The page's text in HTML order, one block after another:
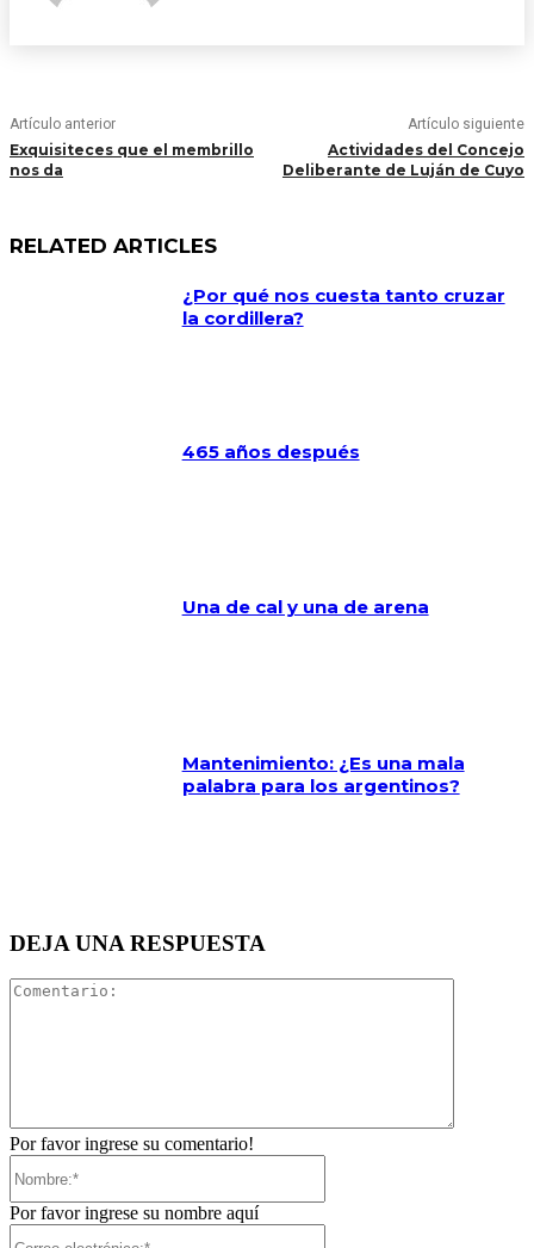
Artículo anterior
Exquisiteces que el membrillo
nos da
Artículo siguiente
Actividades del Concejo
Deliberante de Luján de Cuyo
RELATED ARTICLES
¿Por qué nos cuesta tanto cruzar
la cordillera?
465 años después
Una de cal y una de arena
Mantenimiento: ¿Es una mala
palabra para los argentinos?
DEJA UNA RESPUESTA
Por favor ingrese su comentario!
Por favor ingrese su nombre aquí